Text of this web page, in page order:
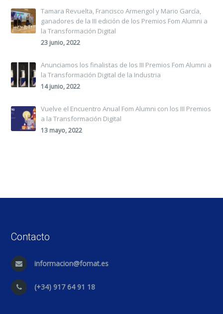
Tamara Revuelta, Francisco Armengol y Mario García,
ganadores de la III edición de los Premios Fom Alumni a
la Transformación Digital
23 junio, 2022
Anunciamos los finalistas de los III Premios Fom Alumni a
la Transformación Digital de la Industria
14 junio, 2022
Vuelve el Encuentro Anual Fom Alumni con los III Premios
a la Transformación Digital
13 mayo, 2022
Contacto
informacion@fomat.es
(+34) 917 64 91 18